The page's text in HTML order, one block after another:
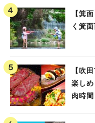
【箕
く箕
【吹
楽し
肉時間